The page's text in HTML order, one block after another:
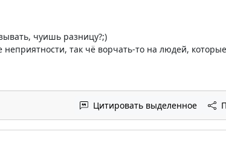
чуишь разницу?;)
так чё ворчать-то на людей,
Цитировать выделенное